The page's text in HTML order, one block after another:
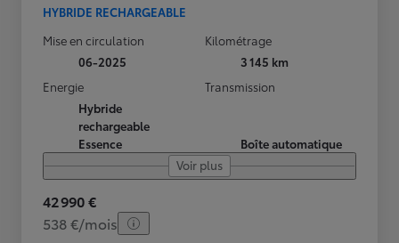
HYBRIDE RECHARGEABLE
Mise en circulation
06-2025
Kilométrage
3 145 km
Energie
Hybride
rechargeable
Essence
Transmission
Boîte automatique
Voir plus
42 990 €
538 €/mois